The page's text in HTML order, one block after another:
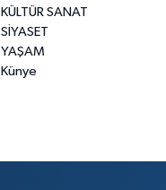
KÜLTÜR SANAT
SİYASET
YAŞAM
Künye